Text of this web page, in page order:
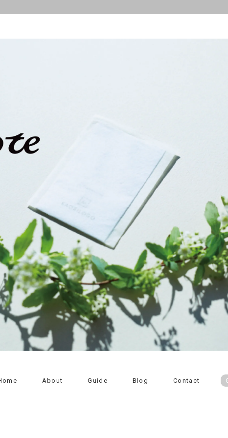
About Guide Blog Contact